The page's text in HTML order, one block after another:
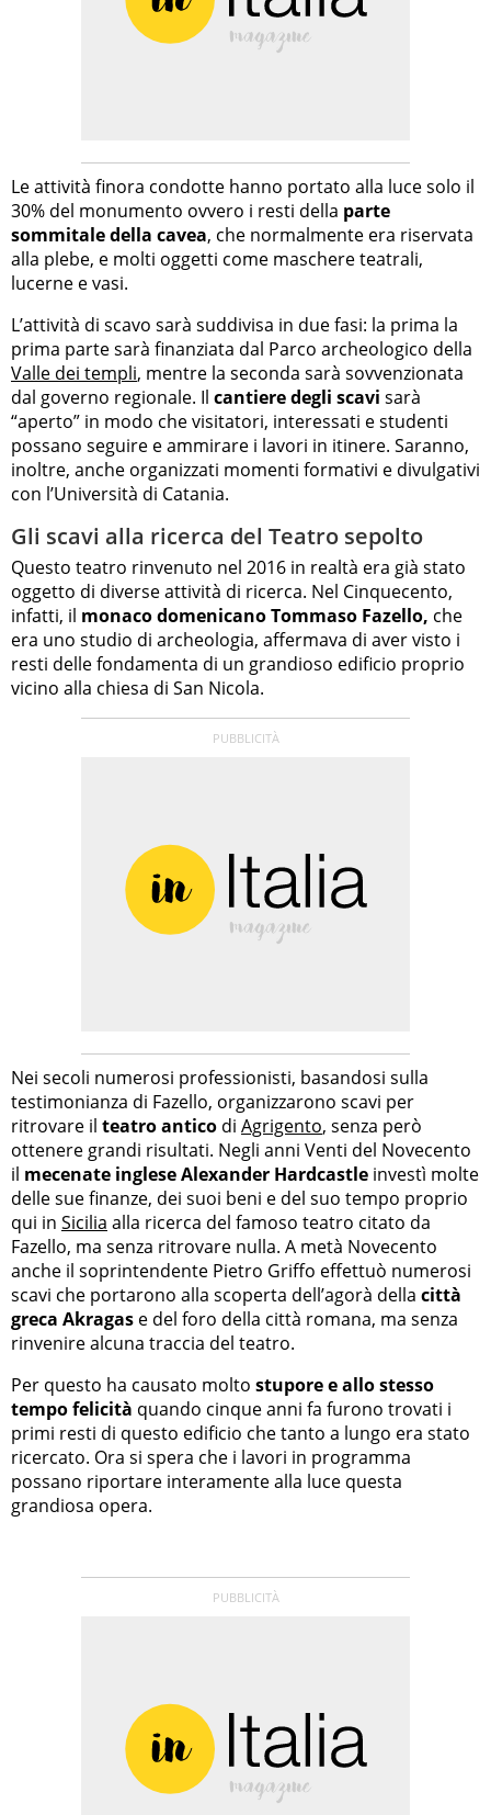
Le attività finora condotte hanno portato alla luce solo il
30% del monumento ovvero i resti della parte
sommitale della cavea, che normalmente era riservata
alla plebe, e molti oggetti come maschere teatrali,
lucerne e vasi.
L’attività di scavo sarà suddivisa in due fasi: la prima la
prima parte sarà finanziata dal Parco archeologico della
Valle dei templi, mentre la seconda sarà sovvenzionata
dal governo regionale. Il cantiere degli scavi sarà
“aperto” in modo che visitatori, interessati e studenti
possano seguire e ammirare i lavori in itinere. Saranno,
inoltre, anche organizzati momenti formativi e divulgativi
con l’Università di Catania.
Gli scavi alla ricerca del Teatro sepolto
Questo teatro rinvenuto nel 2016 in realtà era già stato
oggetto di diverse attività di ricerca. Nel Cinquecento,
infatti, il monaco domenicano Tommaso Fazello, che
era uno studio di archeologia, affermava di aver visto i
resti delle fondamenta di un grandioso edificio proprio
vicino alla chiesa di San Nicola.
Nei secoli numerosi professionisti, basandosi sulla
testimonianza di Fazello, organizzarono scavi per
ritrovare il teatro antico di Agrigento, senza però
ottenere grandi risultati. Negli anni Venti del Novecento
il mecenate inglese Alexander Hardcastle investì molte
delle sue finanze, dei suoi beni e del suo tempo proprio
qui in Sicilia alla ricerca del famoso teatro citato da
Fazello, ma senza ritrovare nulla. A metà Novecento
anche il soprintendente Pietro Griffo effettuò numerosi
scavi che portarono alla scoperta dell’agorà della città
greca Akragas e del foro della città romana, ma senza
rinvenire alcuna traccia del teatro.
Per questo ha causato molto stupore e allo stesso
tempo felicità quando cinque anni fa furono trovati i
primi resti di questo edificio che tanto a lungo era stato
ricercato. Ora si spera che i lavori in programma
possano riportare interamente alla luce questa
grandiosa opera.